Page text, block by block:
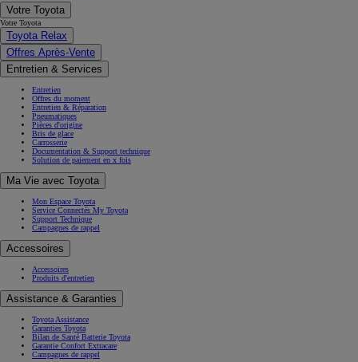
Votre Toyota
Votre Toyota
Toyota Relax
Offres Après-Vente
Entretien & Services
Entretien
Offres du moment
Entretien & Réparation
Pneumatiques
Pièces d'origine
Bris de glace
Carrosserie
Documentation & Support technique
Solution de paiement en x fois
Ma Vie avec Toyota
Mon Espace Toyota
Service Connectés My Toyota
Support Technique
Campagnes de rappel
Accessoires
Accessoires
Produits d'entretien
Assistance & Garanties
Toyota Assistance
Garanties Toyota
Bilan de Santé Batterie Toyota
Garantie Confort Extracare
Campagnes de rappel